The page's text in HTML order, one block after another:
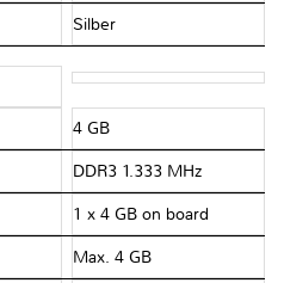
Silber
4 GB
DDR3 1.333 MHz
1 x 4 GB on board
Max. 4 GB